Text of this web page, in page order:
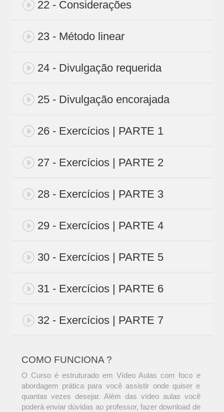
22 - Considerações
23 - Método linear
24 - Divulgação requerida
25 - Divulgação encorajada
26 - Exercícios | PARTE 1
27 - Exercícios | PARTE 2
28 - Exercícios | PARTE 3
29 - Exercícios | PARTE 4
30 - Exercícios | PARTE 5
31 - Exercícios | PARTE 6
32 - Exercícios | PARTE 7
COMO FUNCIONA ?
O Curso é estruturado em Vídeo Aulas com foco e
abordagem prática para você assistir onde quiser e
quantas vezes desejar. Além das vídeo aulas você
poderá enviar dúvidas ao professor, fazer download de